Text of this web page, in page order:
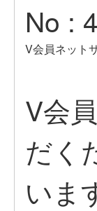
No :
V会員ネット
V会
だく
いま